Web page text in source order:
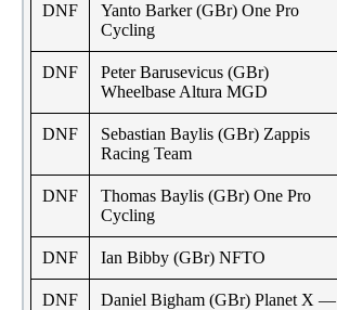
DNF
Yanto Barker (GBr) One Pro
Cycling
DNF
Peter Barusevicus (GBr)
Wheelbase Altura MGD
DNF
Sebastian Baylis (GBr) Zappis
Racing Team
DNF
Thomas Baylis (GBr) One Pro
Cycling
DNF Ian Bibby (GBr) NFTO
DNF
Daniel Bigham (GBr) Planet X —